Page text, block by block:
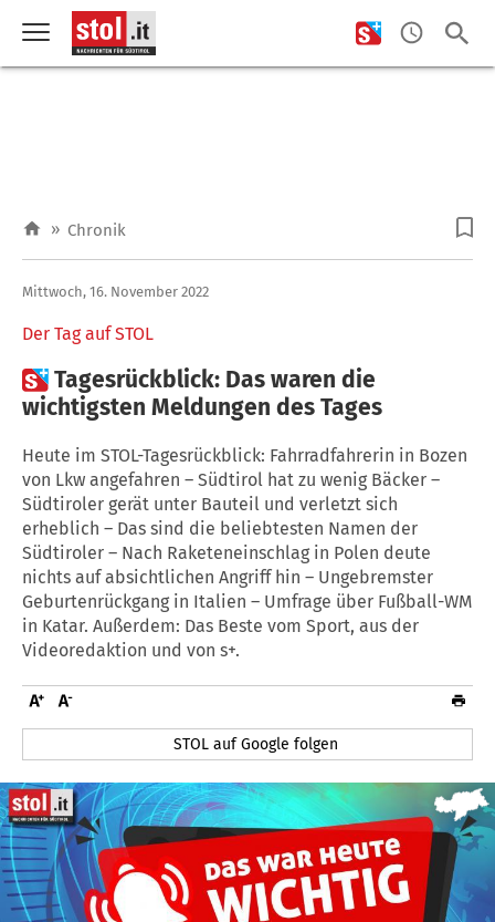
» Chronik
Der Tag auf STOL
Mittwoch, 16. November 2022
Tagesrückblick: Das waren die
wichtigsten Meldungen des Tages
Heute im STOL-Tagesrückblick: Fahrradfahrerin in Bozen
von Lkw angefahren – Südtirol hat zu wenig Bäcker –
Südtiroler gerät unter Bauteil und verletzt sich
erheblich – Das sind die beliebtesten Namen der
Südtiroler – Nach Raketeneinschlag in Polen deute
nichts auf absichtlichen Angriff hin – Ungebremster
Geburtenrückgang in Italien – Umfrage über Fußball-WM
in Katar. Außerdem: Das Beste vom Sport, aus der
Videoredaktion und von s+.
STOL auf Google folgen